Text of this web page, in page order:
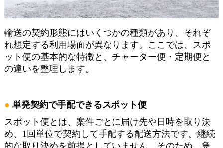
輸送の契約形態にはいくつかの種類があり、それぞ
れ想定する利用場面が異なります。ここでは、スポ
ット便の基本的な特徴と、チャーター便・定期便と
の違いを整理します。
単発契約で手配できるスポット便
スポット便とは、案件ごとに届け先や日時を取り決
め、1回単位で契約して手配する配送方法です。継続
的な取り決めを前提としていません。そのため、急